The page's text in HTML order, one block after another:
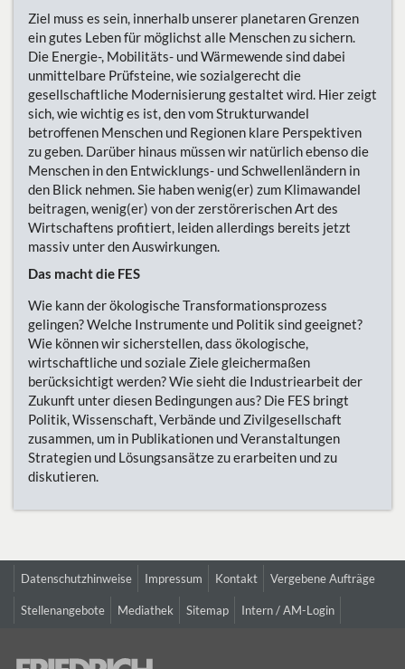
Ziel muss es sein, innerhalb unserer planetaren Grenzen
ein gutes Leben für möglichst alle Menschen zu sichern.
Die Energie-, Mobilitäts- und Wärmewende sind dabei
unmittelbare Prüfsteine, wie sozialgerecht die
gesellschaftliche Modernisierung gestaltet wird. Hier zeigt
sich, wie wichtig es ist, den vom Strukturwandel
betroffenen Menschen und Regionen klare Perspektiven
zu geben. Darüber hinaus müssen wir natürlich ebenso die
Menschen in den Entwicklungs- und Schwellenländern in
den Blick nehmen. Sie haben wenig(er) zum Klimawandel
beitragen, wenig(er) von der zerstörerischen Art des
Wirtschaftens profitiert, leiden allerdings bereits jetzt
massiv unter den Auswirkungen.
Das macht die FES
Wie kann der ökologische Transformationsprozess
gelingen? Welche Instrumente und Politik sind geeignet?
Wie können wir sicherstellen, dass ökologische,
wirtschaftliche und soziale Ziele gleichermaßen
berücksichtigt werden? Wie sieht die Industriearbeit der
Zukunft unter diesen Bedingungen aus? Die FES bringt
Politik, Wissenschaft, Verbände und Zivilgesellschaft
zusammen, um in Publikationen und Veranstaltungen
Strategien und Lösungsansätze zu erarbeiten und zu
diskutieren.
Datenschutzhinweise Impressum Kontakt Vergebene Aufträge
Stellenangebote Mediathek Sitemap Intern / AM-Login